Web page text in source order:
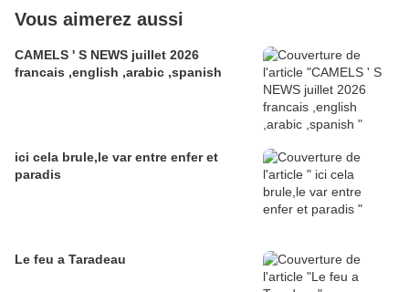
Vous aimerez aussi
CAMELS ' S NEWS juillet 2026
francais ,english ,arabic ,spanish
ici cela brule,le var entre enfer et
paradis
Le feu a Taradeau